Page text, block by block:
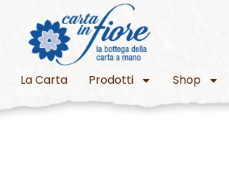
La Carta Prodotti Shop